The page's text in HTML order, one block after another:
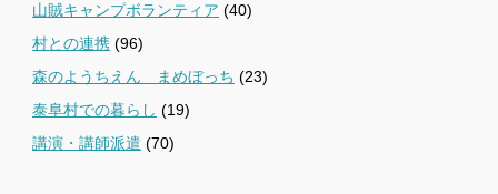
山賊キャンプボランティア (40)
村との連携 (96)
森のようちえん まめぼっち (23)
泰阜村での暮らし (19)
講演・講師派遣 (70)